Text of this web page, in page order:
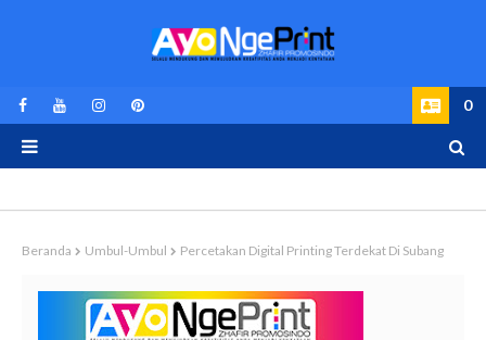
0
Beranda Umbul-Umbul Percetakan Digital Printing Terdekat Di Subang